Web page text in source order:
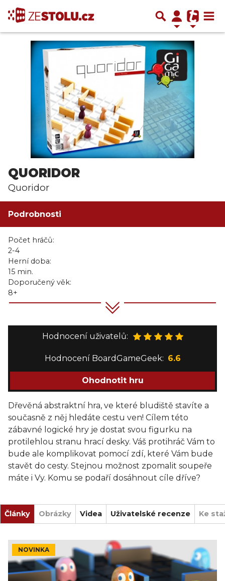
QUORIDOR
Quoridor
Podrobnosti
Počet hráčů:
2-4
Herní doba:
15 min.
Doporučený věk:
8+
Hodnocení uživatelů:
Hodnocení BoardGameGeek: 6.6
Ohodnotit hru
Dřevěná abstraktní hra, ve které bludiště stavíte a
současně z něj hledáte cestu ven! Cílem této
zábavné logické hry je dostat svou figurku na
protilehlou stranu hrací desky. Váš protihráč Vám to
bude ale komplikovat pomocí zdí, které Vám bude
stavět do cesty. Stejnou možnost zpomalit soupeře
máte i Vy. Komu se podaří dosáhnout cíle dříve?
Články Obrázky Videa Uživatelské recenze Ke
NOVINKA